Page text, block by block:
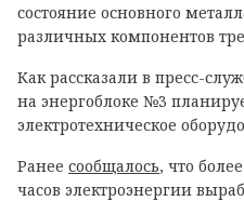
состояние основного
различных компонентов
Как рассказали в пресс-
на энергоблоке №3
электротехническое
Ранее сообщалось, что
часов электроэнергии